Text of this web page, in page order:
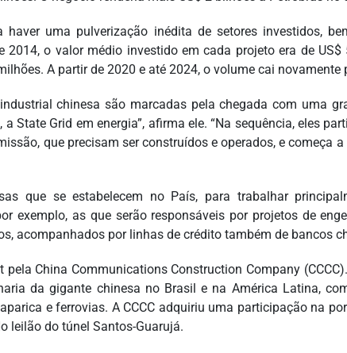
haver uma pulverização inédita de setores investidos,
2014, o valor médio investido em cada projeto era de
A partir de 2020 e até 2024, o volume cai novamente
chinesa são marcadas pela chegada com uma
State Grid em energia”, afirma ele. “Na sequência, eles
que precisam ser construídos e operados, e começa
que se estabelecem no País, para trabalhar
exemplo, as que serão responsáveis por projetos de
acompanhados por linhas de crédito também de bancos
pela China Communications Construction Company
da gigante chinesa no Brasil e na América Latina,
e ferrovias. A CCCC adquiriu uma participação na
leilão do túnel Santos-Guarujá.